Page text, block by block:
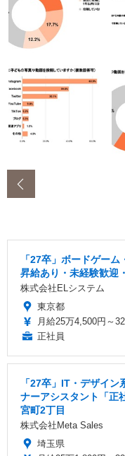
「27卒」ボードゲー
昇給あり・未経験歓迎
株式会社ELシステム
東京都
月給25万4,500円～
正社員
「27卒」IT・デザイ
ナーアシスタント「正
宮町2丁目
株式会社Meta Sales
埼玉県